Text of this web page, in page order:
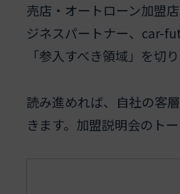
売店・オートローン加盟
ジネスパートナー、car-
「参入すべき領域」を切り
読み進めれば、自社の客
きます。加盟説明会のト